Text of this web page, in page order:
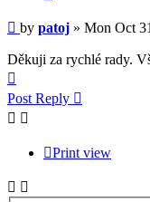
Post
by patoj » Mon Oct
Děkuji za rychlé rady.
Post Reply
Print view